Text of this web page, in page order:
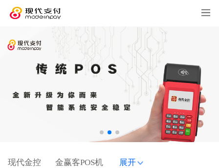
现代金控 金赢客POS机 展开